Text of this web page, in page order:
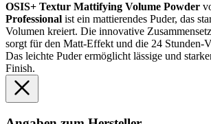
OSIS+ Textur Mattifying Volume Powder
Professional ist ein mattierendes Puder, das
Volumen kreiert. Die innovative
sorgt für den Matt-Effekt und die 24 Stunden-
Das leichte Puder ermöglicht lässige und
Finish.